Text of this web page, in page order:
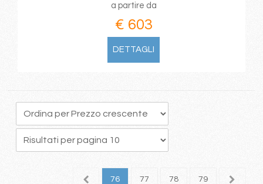
a partire da
€ 603
DETTAGLI
75 76 77 78 79 80